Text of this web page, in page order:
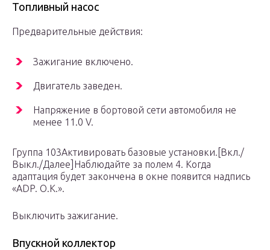
Топливный насос
Предварительные действия:
Зажигание включено.
Двигатель заведен.
Напряжение в бортовой сети автомобиля не
менее 11.0 V.
Группа 103Активировать базовые установки.[Вкл./
Выкл./Далее]Наблюдайте за полем 4. Когда
адаптация будет закончена в окне появится надпись
«ADP. O.K.».
Выключить зажигание.
Впускной коллектор